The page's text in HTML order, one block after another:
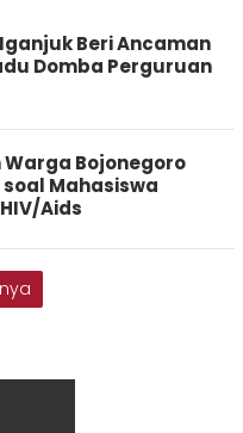
Beri Ancaman
Domba Perguruan
Warga Bojonegoro
Mahasiswa
Aids